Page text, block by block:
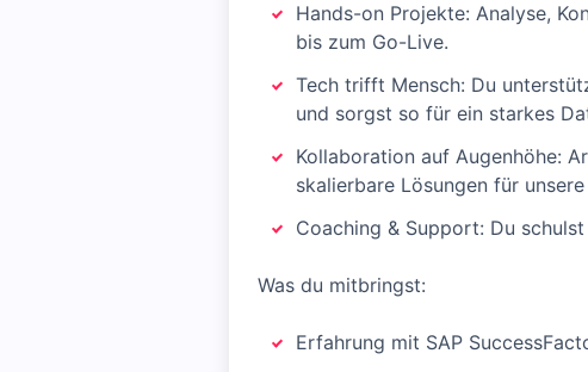
Hands-on Projekte: Analyse,
bis zum Go-Live.
Tech trifft Mensch: Du
und sorgst so für ein starkes
Kollaboration auf Augenhöhe:
skalierbare Lösungen für
Coaching & Support: Du
Was du mitbringst:
Erfahrung mit SAP